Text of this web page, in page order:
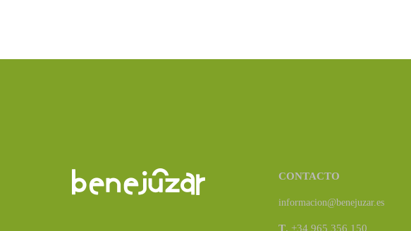
CONTACTO
informacion@benejuzar.es
T. +34 965 356 150